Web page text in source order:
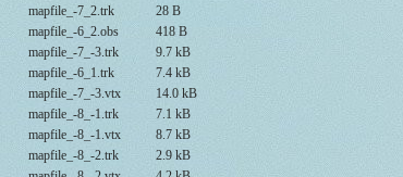
mapfile_-7_2.trk
28 B
mapfile_-6_2.obs
418 B
mapfile_-7_-3.trk
9.7 kB
mapfile_-6_1.trk
7.4 kB
mapfile_-7_-3.vtx
14.0 kB
mapfile_-8_-1.trk
7.1 kB
mapfile_-8_-1.vtx
8.7 kB
mapfile_-8_-2.trk
2.9 kB